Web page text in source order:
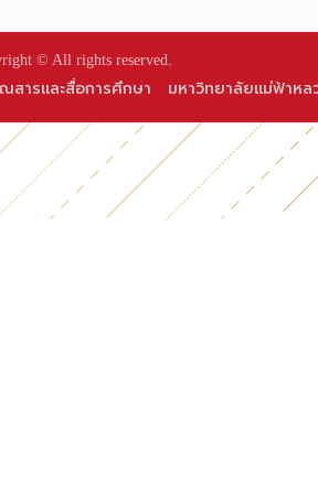
© All rights reserved.
สารและสื่อการศึกษา มหาวิทยาลัยแม่ฟ้าหล